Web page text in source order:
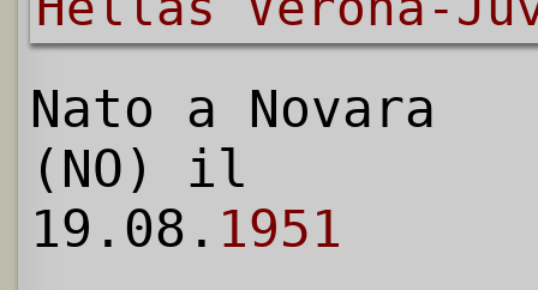
Nato a Novara
(NO) il
19.08. 1951